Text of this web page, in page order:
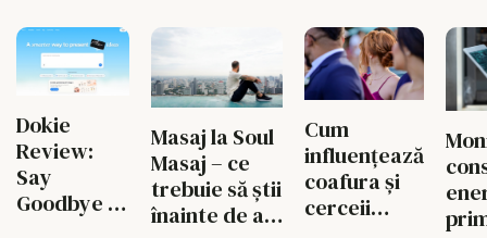
e un
aspirator
fără fir
Dokie
Review:
Say
Goodbye to
Masaj la Soul
Masaj – ce
trebuie să știi
înainte de a
Cum
influențează
coafura și
cerceii